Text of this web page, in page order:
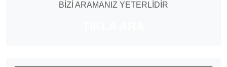
BİZİ ARAMANIZ YETERLİDİR